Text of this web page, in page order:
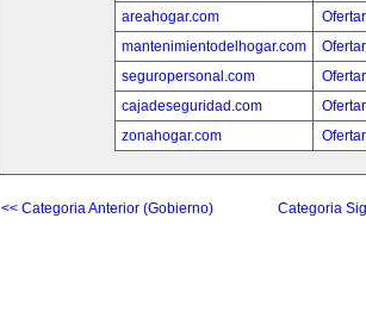
areahogar.com
mantenimientodelhogar.com
seguropersonal.com
cajadeseguridad.com
zonahogar.com
<< Categoria Anterior (Gobierno) Categoria